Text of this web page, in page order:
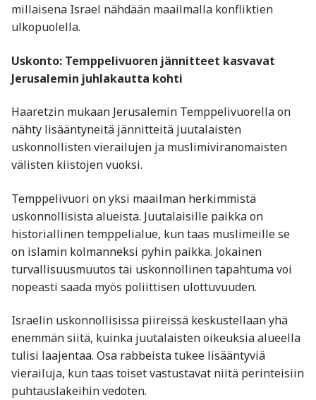
millaisena Israel nähdään maailmalla konfliktien
ulkopuolella.
Uskonto: Temppelivuoren jännitteet kasvavat
Jerusalemin juhlakautta kohti
Haaretzin mukaan Jerusalemin Temppelivuorella on
nähty lisääntyneitä jännitteitä juutalaisten
uskonnollisten vierailujen ja muslimiviranomaisten
välisten kiistojen vuoksi.
Temppelivuori on yksi maailman herkimmistä
uskonnollisista alueista. Juutalaisille paikka on
historiallinen temppelialue, kun taas muslimeille se
on islamin kolmanneksi pyhin paikka. Jokainen
turvallisuusmuutos tai uskonnollinen tapahtuma voi
nopeasti saada myös poliittisen ulottuvuuden.
Israelin uskonnollisissa piireissä keskustellaan yhä
enemmän siitä, kuinka juutalaisten oikeuksia alueella
tulisi laajentaa. Osa rabbeista tukee lisääntyviä
vierailuja, kun taas toiset vastustavat niitä perinteisiin
puhtauslakeihin vedoten.